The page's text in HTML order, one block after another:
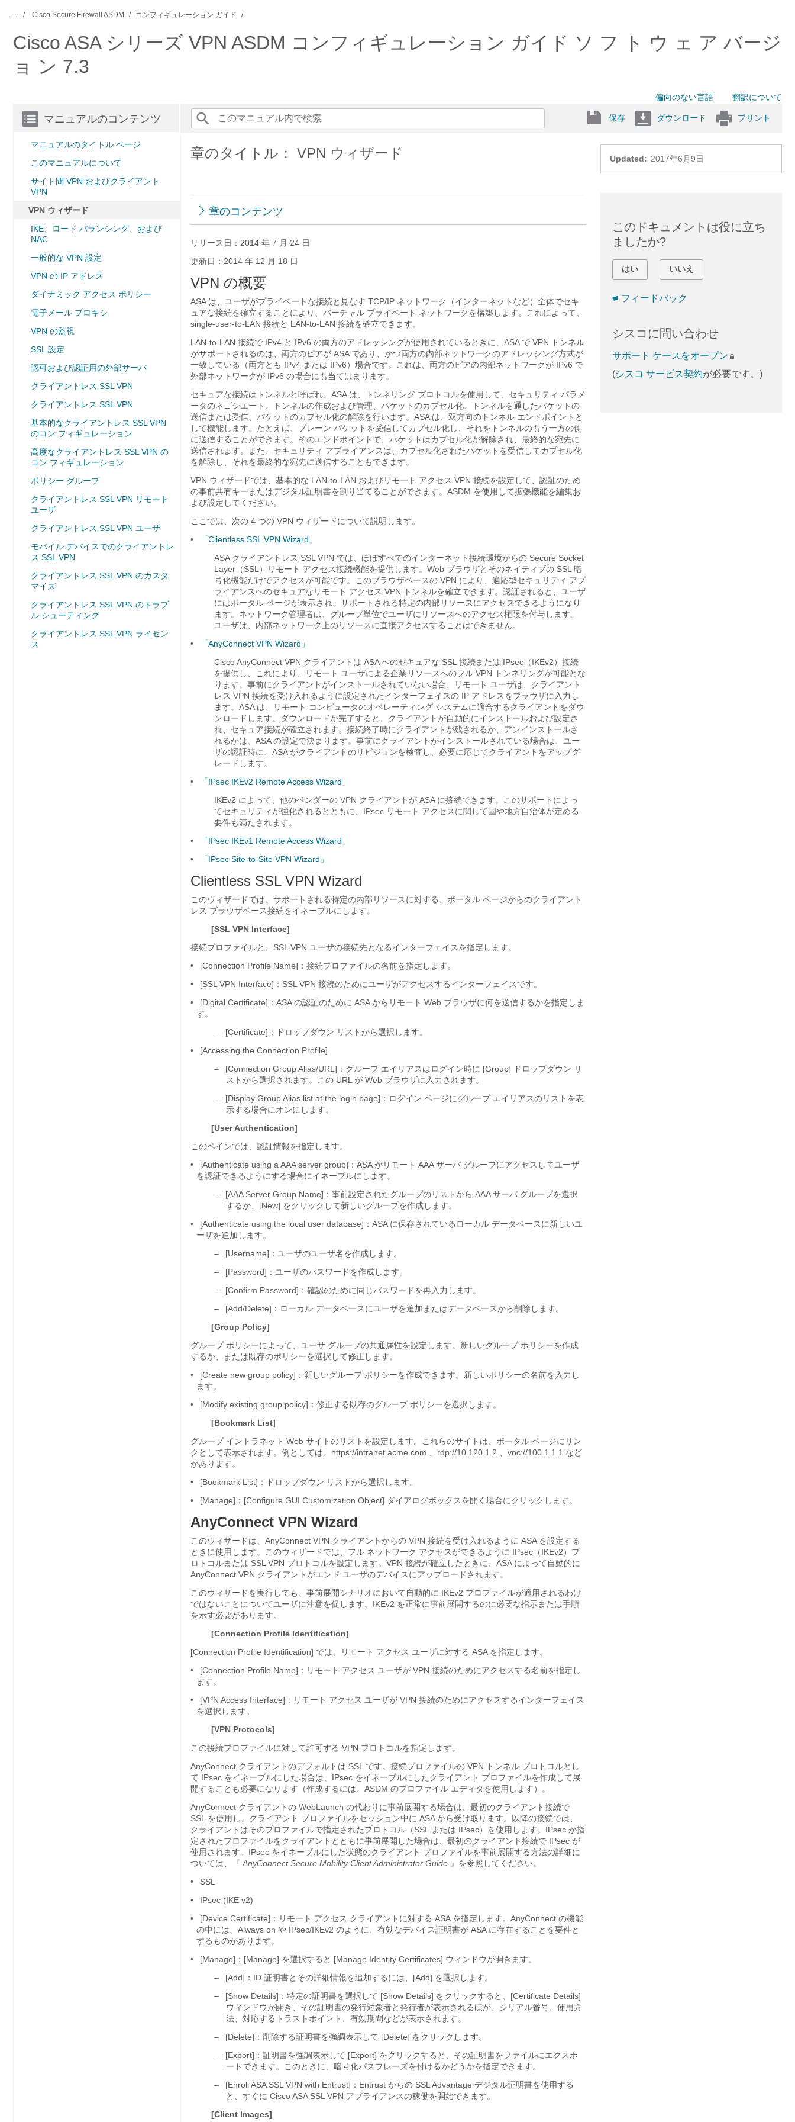
... Cisco Secure Firewall ASDM コンフィギュレーション ガイド
Cisco ASA シリーズ VPN ASDM コンフィギュレーション ガイド ソ フ ト ウ ェ ア バージ
ョ ン 7.3
偏向のない言語 翻訳について
マニュアルのコンテンツ
マニュアルのタイトル ページ
このマニュアルについて
サイト間 VPN およびクライアント
VPN
VPN ウィザード
IKE、ロード バランシング、および
NAC
一般的な VPN 設定
VPN の IP アドレス
ダイナミック アクセス ポリシー
電子メール プロキシ
VPN の監視
SSL 設定
認可および認証用の外部サーバ
クライアントレス SSL VPN
クライアントレス SSL VPN
基本的なクライアントレス SSL VPN
のコン フィギュレーション
高度なクライアントレス SSL VPN の
コン フィギュレーション
ポリシー グループ
クライアントレス SSL VPN リモート
ユーザ
クライアントレス SSL VPN ユーザ
モバイル デバイスでのクライアントレ
ス SSL VPN
クライアントレス SSL VPN のカスタ
マイズ
クライアントレス SSL VPN のトラブ
ル シューティング
クライアントレス SSL VPN ライセン
ス
保存 ダウンロード プリント
Updated: 2017年6月9日
章のタイトル： VPN ウィザード
章のコンテンツ
リリース日：2014 年 7 月 24 日
更新日：2014 年 12 月 18 日
VPN の概要
ASA は、ユーザがプライベートな接続と見なす TCP/IP ネットワーク（インターネットなど）全体でセキ
ュアな接続を確立することにより、 バーチャル プライベート ネットワークを構築します。これによって、
single-user-to-LAN 接続と LAN-to-LAN 接続を確立できます。
LAN-to-LAN 接続で IPv4 と IPv6 の両方のアドレッシングが使用されているときに、ASA で VPN トンネル
がサポートされるのは、両方のピアが ASA であり、かつ両方の内部ネットワークのアドレッシング方式が
一致している（両方とも IPv4 または IPv6）場合です。これは、両方のピアの内部ネットワークが IPv6 で
外部ネットワークが IPv6 の場合にも当てはまります。
セキュアな接続はトンネルと呼ばれ、ASA は、トンネリング プロトコルを使用して、セキュリティ パラメ
ータのネゴシエート、トンネルの作成および管理、パケットのカプセル化、トンネルを通したパケットの
送信または受信、パケットのカプセル化の解除を行います。ASA は、双方向のトンネル エンドポイントと
して機能します。たとえば、プレーン パケットを受信してカプセル化し、それをトンネルのもう一方の側
に送信することができます。そのエンドポイントで、パケットはカプセル化が解除され、最終的な宛先に
送信されます。また、セキュリティ アプライアンスは、カプセル化されたパケットを受信してカプセル化
を解除し、それを最終的な宛先に送信することもできます。
VPN ウィザードでは、基本的な LAN-to-LAN およびリモート アクセス VPN 接続を設定して、認証のため
の事前共有キーまたはデジタル証明書を割り当てることができます。ASDM を使用して拡張機能を編集お
よび設定してください。
ここでは、次の 4 つの VPN ウィザードについて説明します。
•
「Clientless SSL VPN Wizard」
ASA クライアントレス SSL VPN では、ほぼすべてのインターネット接続環境からの Secure Socket
Layer（SSL）リモート アクセス接続機能を提供します。Web ブラウザとそのネイティブの SSL 暗
号化機能だけでアクセスが可能です。このブラウザベースの VPN により、適応型セキュリティ アプ
ライアンスへのセキュアなリモート アクセス VPN トンネルを確立できます。認証されると、ユーザ
にはポータル ページが表示され、サポートされる特定の内部リソースにアクセスできるようになり
ます。ネットワーク管理者は、グループ単位でユーザにリソースへのアクセス権限を付与します。
ユーザは、内部ネットワーク上のリソースに直接アクセスすることはできません。
•
「AnyConnect VPN Wizard」
Cisco AnyConnect VPN クライアントは ASA へのセキュアな SSL 接続または IPsec（IKEv2）接続
を提供し、これにより、リモート ユーザによる企業リソースへのフル VPN トンネリングが可能とな
ります。事前にクライアントがインストールされていない場合、リモート ユーザは、クライアント
レス VPN 接続を受け入れるように設定されたインターフェイスの IP アドレスをブラウザに入力し
ます。ASA は、リモート コンピュータのオペレーティング システムに適合するクライアントをダウ
ンロードします。ダウンロードが完了すると、クライアントが自動的にインストールおよび設定さ
れ、セキュア接続が確立されます。接続終了時にクライアントが残されるか、アンインストールさ
れるかは、ASA の設定で決まります。事前にクライアントがインストールされている場合は、ユー
ザの認証時に、ASA がクライアントのリビジョンを検査し、必要に応じてクライアントをアップグ
レードします。
•
「IPsec IKEv2 Remote Access Wizard」
IKEv2 によって、他のベンダーの VPN クライアントが ASA に接続できます。このサポートによっ
てセキュリティが強化されるとともに、IPsec リモート アクセスに関して国や地方自治体が定める
要件も満たされます。
•
「IPsec IKEv1 Remote Access Wizard」
•
「IPsec Site-to-Site VPN Wizard」
Clientless SSL VPN Wizard
このウィザードでは、サポートされる特定の内部リソースに対する、ポータル ページからのクライアント
レス ブラウザベース接続をイネーブルにします。
[SSL VPN Interface]
接続プロファイルと、SSL VPN ユーザの接続先となるインターフェイスを指定します。
•
[Connection Profile Name]：接続プロファイルの名前を指定します。
•
[SSL VPN Interface]：SSL VPN 接続のためにユーザがアクセスするインターフェイスです。
•
[Digital Certificate]：ASA の認証のために ASA からリモート Web ブラウザに何を送信するかを指定しま
す。
–
[Certificate]：ドロップダウン リストから選択します。
•
[Accessing the Connection Profile]
–
[Connection Group Alias/URL]：グループ エイリアスはログイン時に [Group] ドロップダウン リ
ストから選択されます。この URL が Web ブラウザに入力されます。
–
[Display Group Alias list at the login page]：ログイン ページにグループ エイリアスのリストを表
示する場合にオンにします。
[User Authentication]
このペインでは、認証情報を指定します。
•
[Authenticate using a AAA server group]：ASA がリモート AAA サーバ グループにアクセスしてユーザ
を認証できるようにする場合にイネーブルにします。
–
[AAA Server Group Name]：事前設定されたグループのリストから AAA サーバ グループを選択
するか、[New] をクリックして新しいグループを作成します。
•
[Authenticate using the local user database]：ASA に保存されているローカル データベースに新しいユ
ーザを追加します。
–
[Username]：ユーザのユーザ名を作成します。
–
[Password]：ユーザのパスワードを作成します。
–
[Confirm Password]：確認のために同じパスワードを再入力します。
–
[Add/Delete]：ローカル データベースにユーザを追加またはデータベースから削除します。
[Group Policy]
グループ ポリシーによって、ユーザ グループの共通属性を設定します。新しいグループ ポリシーを作成
するか、または既存のポリシーを選択して修正します。
•
[Create new group policy]：新しいグループ ポリシーを作成できます。新しいポリシーの名前を入力し
ます。
•
[Modify existing group policy]：修正する既存のグループ ポリシーを選択します。
[Bookmark List]
グループ イントラネット Web サイトのリストを設定します。これらのサイトは、ポータル ページにリン
クとして表示されます。例としては、https://intranet.acme.com 、rdp://10.120.1.2 、vnc://100.1.1.1 など
があります。
•
[Bookmark List]：ドロップダウン リストから選択します。
•
[Manage]：[Configure GUI Customization Object] ダイアログボックスを開く場合にクリックします。
AnyConnect VPN Wizard
このウィザードは、AnyConnect VPN クライアントからの VPN 接続を受け入れるように ASA を設定する
ときに使用します。このウィザードでは、フル ネットワーク アクセスができるように IPsec（IKEv2）プ
ロトコルまたは SSL VPN プロトコルを設定します。VPN 接続が確立したときに、ASA によって自動的に
AnyConnect VPN クライアントがエンド ユーザのデバイスにアップロードされます。
このウィザードを実行しても、事前展開シナリオにおいて自動的に IKEv2 プロファイルが適用されるわけ
ではないことについてユーザに注意を促します。IKEv2 を正常に事前展開するのに必要な指示または手順
を示す必要があります。
[Connection Profile Identification]
[Connection Profile Identification] では、リモート アクセス ユーザに対する ASA を指定します。
•
[Connection Profile Name]：リモート アクセス ユーザが VPN 接続のためにアクセスする名前を指定し
ます。
•
[VPN Access Interface]：リモート アクセス ユーザが VPN 接続のためにアクセスするインターフェイス
を選択します。
[VPN Protocols]
この接続プロファイルに対して許可する VPN プロトコルを指定します。
AnyConnect クライアントのデフォルトは SSL です。接続プロファイルの VPN トンネル プロトコルとし
て IPsec をイネーブルにした場合は、IPsec をイネーブルにしたクライアント プロファイルを作成して展
開することも必要になります（作成するには、ASDM のプロファイル エディタを使用します）。
AnyConnect クライアントの WebLaunch の代わりに事前展開する場合は、最初のクライアント接続で
SSL を使用し、クライアント プロファイルをセッション中に ASA から受け取ります。以降の接続では、
クライアントはそのプロファイルで指定されたプロトコル（SSL または IPsec）を使用します。IPsec が指
定されたプロファイルをクライアントとともに事前展開した場合は、最初のクライアント接続で IPsec が
使用されます。IPsec をイネーブルにした状態のクライアント プロファイルを事前展開する方法の詳細に
ついては、『 AnyConnect Secure Mobility Client Administrator Guide 』を参照してください。
•
SSL
•
IPsec (IKE v2)
•
[Device Certificate]：リモート アクセス クライアントに対する ASA を指定します。AnyConnect の機能
の中には、Always on や IPsec/IKEv2 のように、有効なデバイス証明書が ASA に存在することを要件と
するものがあります。
•
[Manage]：[Manage] を選択すると [Manage Identity Certificates] ウィンドウが開きます。
–
[Add]：ID 証明書とその詳細情報を追加するには、[Add] を選択します。
–
[Show Details]：特定の証明書を選択して [Show Details] をクリックすると、[Certificate Details]
ウィンドウが開き、その証明書の発行対象者と発行者が表示されるほか、シリアル番号、使用方
法、対応するトラストポイント、有効期間などが表示されます。
–
[Delete]：削除する証明書を強調表示して [Delete] をクリックします。
–
[Export]：証明書を強調表示して [Export] をクリックすると、その証明書をファイルにエクスポ
ートできます。このときに、暗号化パスフレーズを付けるかどうかを指定できます。
–
[Enroll ASA SSL VPN with Entrust]：Entrust からの SSL Advantage デジタル証明書を使用する
と、すぐに Cisco ASA SSL VPN アプライアンスの稼働を開始できます。
[Client Images]
このドキュメントは役に立ち
ましたか?
はい いいえ
フィードバック
シスコに問い合わせ
サポート ケースをオープン
(シスコ サービス契約が必要です。)